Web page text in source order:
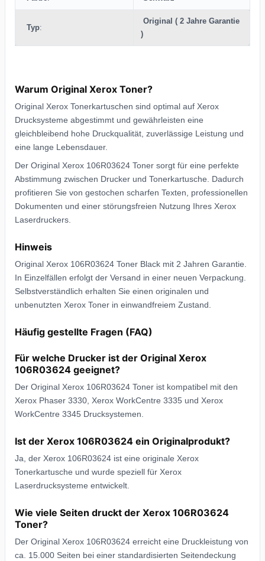
Typ:
Original ( 2 Jahre Garantie
)
Warum Original Xerox Toner?
Original Xerox Tonerkartuschen sind optimal auf Xerox
Drucksysteme abgestimmt und gewährleisten eine
gleichbleibend hohe Druckqualität, zuverlässige Leistung und
eine lange Lebensdauer.
Der Original Xerox 106R03624 Toner sorgt für eine perfekte
Abstimmung zwischen Drucker und Tonerkartusche. Dadurch
profitieren Sie von gestochen scharfen Texten, professionellen
Dokumenten und einer störungsfreien Nutzung Ihres Xerox
Laserdruckers.
Hinweis
Original Xerox 106R03624 Toner Black mit 2 Jahren Garantie.
In Einzelfällen erfolgt der Versand in einer neuen Verpackung.
Selbstverständlich erhalten Sie einen originalen und
unbenutzten Xerox Toner in einwandfreiem Zustand.
Häufig gestellte Fragen (FAQ)
Für welche Drucker ist der Original Xerox
106R03624 geeignet?
Der Original Xerox 106R03624 Toner ist kompatibel mit den
Xerox Phaser 3330, Xerox WorkCentre 3335 und Xerox
WorkCentre 3345 Drucksystemen.
Ist der Xerox 106R03624 ein Originalprodukt?
Ja, der Xerox 106R03624 ist eine originale Xerox
Tonerkartusche und wurde speziell für Xerox
Laserdrucksysteme entwickelt.
Wie viele Seiten druckt der Xerox 106R03624
Toner?
Der Original Xerox 106R03624 erreicht eine Druckleistung von
ca. 15.000 Seiten bei einer standardisierten Seitendeckung